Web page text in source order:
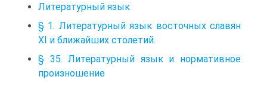
Литературный язык
§ 1. Литературный язык восточных славян
XI и ближайших столетий.
§ 35. Литературный язык и нормативное
произношение